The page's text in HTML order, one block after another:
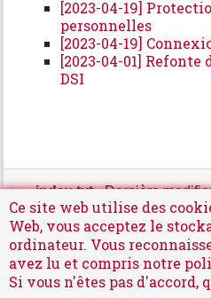
[2023-04-19]
personnelles
[2023-04-19]
[2023-04-01] Refonte
DSI
Ce site web utilise des
Web, vous acceptez le
ordinateur. Vous
avez lu et compris notre
Si vous n'êtes pas d'accord,
index.txt· Dernière
Mentions